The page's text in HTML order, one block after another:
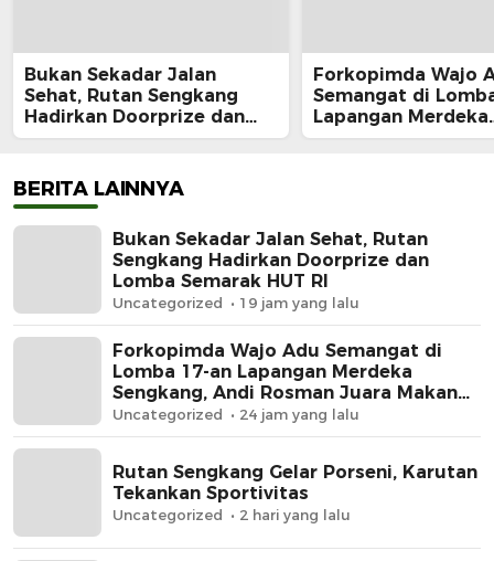
Bukan Sekadar Jalan
Sehat, Rutan Sengkang
Hadirkan Doorprize dan
Lomba Semarak HUT RI
Forkopimda Wajo
Semangat di
Lapangan Merdeka
Sengkang, Andi
BERITA LAINNYA
Bukan Sekadar Jalan Sehat, Rutan
Sengkang Hadirkan Doorprize dan
Lomba Semarak HUT RI
Uncategorized 19 jam yang lalu
Forkopimda Wajo Adu Semangat di
Lomba 17-an Lapangan Merdeka
Sengkang, Andi Rosman Juara Makan
Krupuk
Uncategorized 24 jam yang lalu
Rutan Sengkang Gelar Porseni, Karutan
Tekankan Sportivitas
Uncategorized 2 hari yang lalu